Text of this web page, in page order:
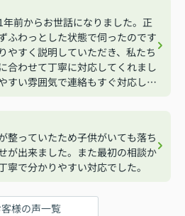
前からお世話になりました。正
ふわっとした状態で伺ったのです
やすく説明していただき、私たち
合わせて丁寧に対応してくれまし
すい雰囲気で連絡もすぐ対応して
整っていたため子供がいても落ち
が出来ました。また最初の相談か
寧で分かりやすい対応でした。
様の声一覧